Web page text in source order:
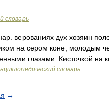
словарь
верованиях дух хозяин
на сером коне; молодым
глазами. Кисточкой на
словарь
→